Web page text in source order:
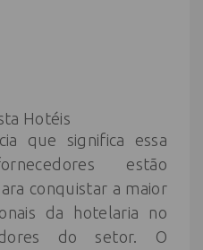
Hotéis
que significa essa
estão
conquistar a maior
da hotelaria no
do setor. O